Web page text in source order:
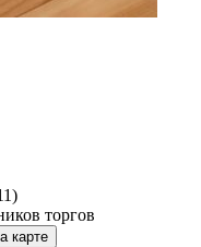
торгов
карте